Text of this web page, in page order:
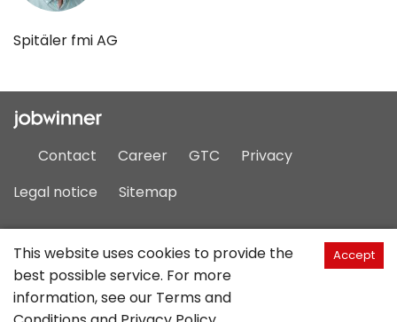
Spitäler fmi AG
Contact Career GTC
Privacy
Legal notice
Sitemap
English
This website uses cookies to provide the
best possible service. For more
information, see our Terms and
Accept